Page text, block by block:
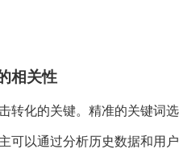
相关性
转化的关键。精准的关键词
可以通过分析历史数据和用